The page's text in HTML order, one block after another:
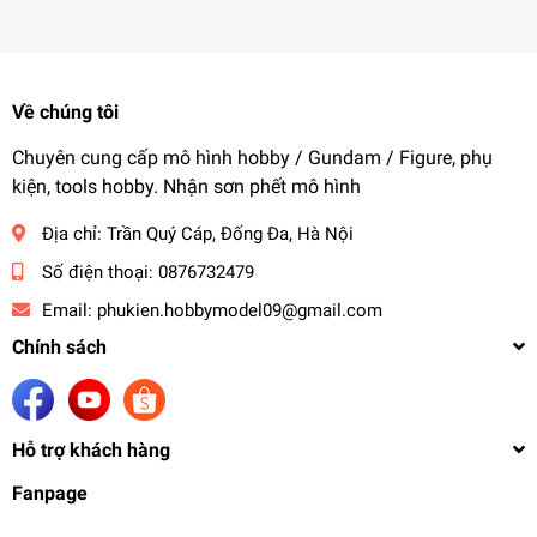
Về chúng tôi
Chuyên cung cấp mô hình hobby / Gundam / Figure, phụ
kiện, tools hobby. Nhận sơn phết mô hình
Địa chỉ: Trần Quý Cáp, Đống Đa, Hà Nội
Số điện thoại: 0876732479
Email: phukien.hobbymodel09@gmail.com
Chính sách
Hỗ trợ khách hàng
Fanpage